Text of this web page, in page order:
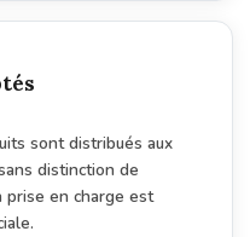
sont distribués aux
distinction de
prise en charge est